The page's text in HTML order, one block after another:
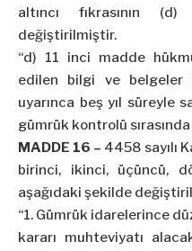
altıncı fıkrasının
değiştirilmiştir.
“d) 11 inci madde
edilen bilgi ve
uyarınca beş yıl süreyle
gümrük kontrolü
MADDE 16 – 4458 sayılı
birinci, ikinci, üçüncü,
aşağıdaki şekilde
“1. Gümrük idarelerince
kararı muhteviyatı